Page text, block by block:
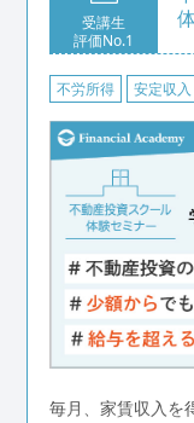
株式投資スクー
受講生
評価No.1
不労所得 安定収入
毎月、家賃収入を